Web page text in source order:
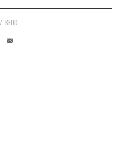
KEDD